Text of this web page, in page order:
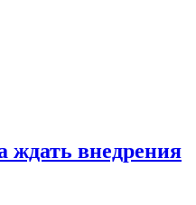
ждать внедрения